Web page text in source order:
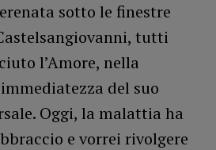
sotto le finestre
tutti
l’Amore, nella
del suo
Oggi, la malattia ha
e vorrei rivolgere